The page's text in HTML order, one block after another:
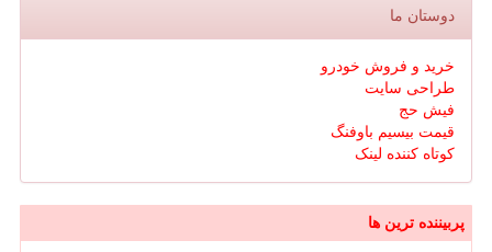
دوستان ما
خرید و فروش خودرو
طراحی سایت
فیش حج
قیمت بیسیم باوفنگ
کوتاه کننده لینک
پربیننده ترین ها